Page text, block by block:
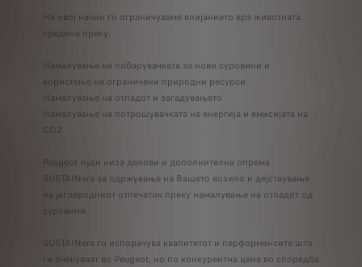
На овој начин го ограничуваме влијанието врз животната
средина преку:
Намалување на побарувачката за нови суровини и
користење на ограничени природни ресурси
Намалување на отпадот и загадувањето
Намалување на потрошувачката на енергија и емисијата на
CO2
Peugeot нуди низа делови и дополнителна опрема
SUSTAINera за одржување на Вашето возило и дејствување
на јаглеродниот отпечаток преку намалување на отпадот од
суровини.
SUSTAINera го испорачува квалитетот и перформансите што
ги очекуваат во Peugeot, но по конкурентна цена во споредба